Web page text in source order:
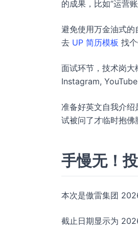
的成果，比如“运营
避免使用万金油式的
去 UP 简历模板 找
面试环节，技术岗
Instagram,
准备好英文自我介
试被问了才临时抱佛
手慢无！
本次是傲雷集团
截止日期显示为